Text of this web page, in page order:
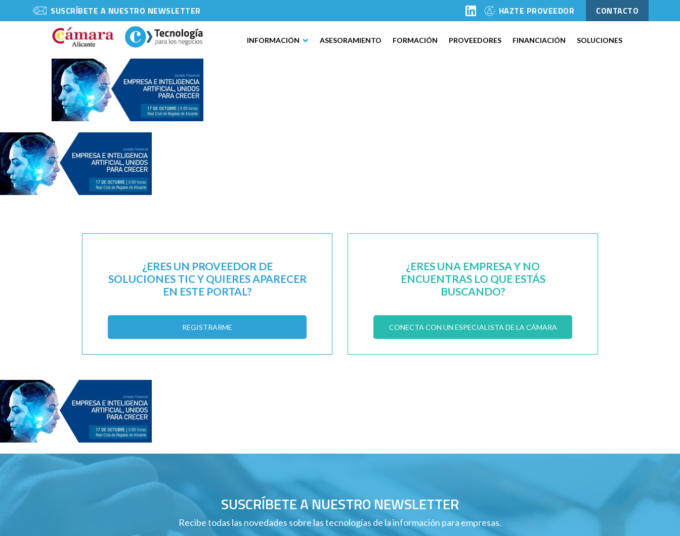
SUSCRÍBETE A NUESTRO NEWSLETTER HAZTE PROVEEDOR CONTACTO
INFORMACIÓN ASESORAMIENTO FORMACIÓN PROVEEDORES FINANCIACIÓN SOLUCIONES
¿ERES UN PROVEEDOR DE
SOLUCIONES TIC Y QUIERES APARECER
EN ESTE PORTAL?
REGISTRARME
¿ERES UNA EMPRESA Y NO
ENCUENTRAS LO QUE ESTÁS
BUSCANDO?
CONECTA CON UN ESPECIALISTA DE LA CÁMARA
SUSCRÍBETE A NUESTRO NEWSLETTER
Recibe todas las novedades sobre las tecnologías de la información para empresas.